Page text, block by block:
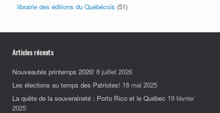
librairie des éditions du Québécois (51)
Articles récents
Nouveautés printemps 2026! 8 juillet 2026
Les élections au temps des Patriotes! 18 mai 2025
La quête de la souveraineté : Porto Rico et le Québec 19 février
2025